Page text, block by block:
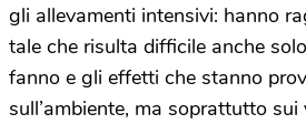
gli allevamenti intensivi: hanno
tale che risulta difficile anche
fanno e gli effetti che stanno
sull’ambiente, ma soprattutto sui